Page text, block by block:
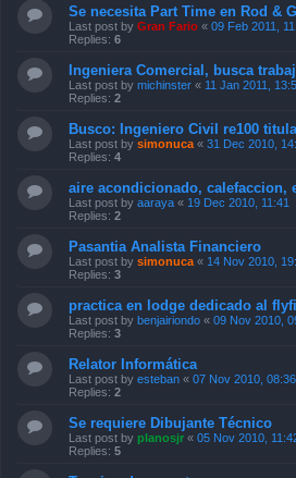
Se necesita Part Time en Rod &
Last post by Gran Fario « 09 Feb 2011,
Replies: 6
Ingeniera Comercial, busca
Last post by michinster « 11 Jan 2011,
Replies: 2
Busco: Ingeniero Civil re100
Last post by simonuca « 31 Dec 2010,
Replies: 4
aire acondicionado, calefaccion,
Last post by aaraya « 19 Dec 2010, 11:41
Replies: 2
Pasantia Analista Financiero
Last post by simonuca « 14 Nov 2010,
Replies: 3
practica en lodge dedicado al
Last post by benjairiondo « 09 Nov 2010,
Replies: 3
Relator Informática
Last post by esteban « 07 Nov 2010, 08:36
Replies: 2
Se requiere Dibujante Técnico
Last post by planosjr « 05 Nov 2010,
Replies: 5